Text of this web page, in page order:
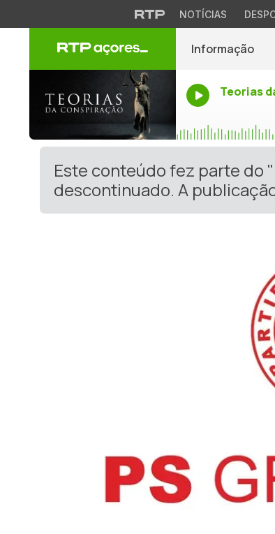
NOTÍCIAS
Informação
Teorias
Este conteúdo fez parte do
descontinuado. A